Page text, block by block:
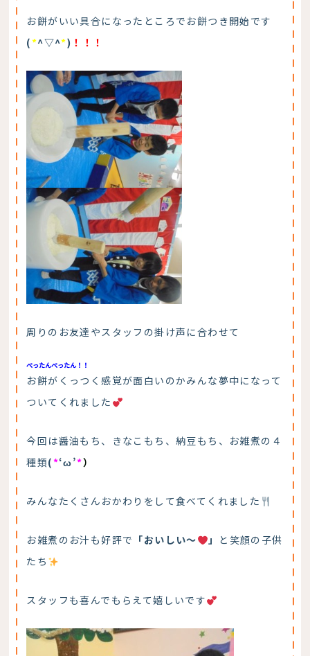
お餅がいい具合になったところでお餅つき開始です
(*^▽^*) ！！！
周りのお友達やスタッフの掛け声に合わせて
ぺったんぺったん！！
お餅がくっつく感覚が面白いのかみんな夢中になって
ついてくれました
今回は醤油もち、きなこもち、納豆もち、お雑煮の４
種類(*‘ω’*）
みんなたくさんおかわりをして食べてくれました
お雑煮のお汁も好評で 「おいしい～ 」 と笑顔の子供
たち
スタッフも喜んでもらえて嬉しいです